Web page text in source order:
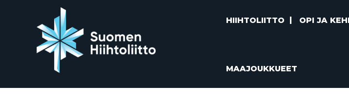
HIIHTOLIITTO OPI JA
MAAJOUKKUEET